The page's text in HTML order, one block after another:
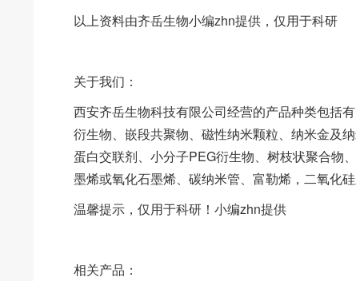
以上资料由齐岳生物小编zhn提供，仅用于科研
关于我们：
西安齐岳生物科技有限公司经营的产品种类包括
衍生物、嵌段共聚物、磁性纳米颗粒、纳米金及
蛋白交联剂、小分子PEG衍生物、树枝状聚合物
墨烯或氧化石墨烯、碳纳米管、富勒烯，二氧化
温馨提示，仅用于科研！小编zhn提供
相关产品：